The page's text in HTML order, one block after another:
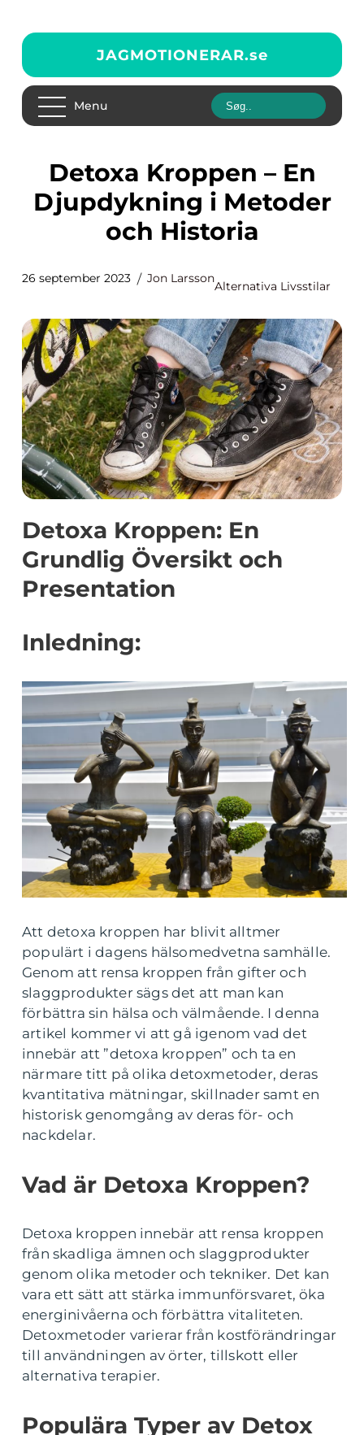
JAGMOTIONERAR.se
Menu
Detoxa Kroppen – En
Djupdykning i Metoder
och Historia
26 september 2023 Jon Larsson
Alternativa Livsstilar
Detoxa Kroppen: En
Grundlig Översikt och
Presentation
Inledning:
Att detoxa kroppen har blivit alltmer
populärt i dagens hälsomedvetna samhälle.
Genom att rensa kroppen från gifter och
slaggprodukter sägs det att man kan
förbättra sin hälsa och välmående. I denna
artikel kommer vi att gå igenom vad det
innebär att ”detoxa kroppen” och ta en
närmare titt på olika detoxmetoder, deras
kvantitativa mätningar, skillnader samt en
historisk genomgång av deras för- och
nackdelar.
Vad är Detoxa Kroppen?
Detoxa kroppen innebär att rensa kroppen
från skadliga ämnen och slaggprodukter
genom olika metoder och tekniker. Det kan
vara ett sätt att stärka immunförsvaret, öka
energinivåerna och förbättra vitaliteten.
Detoxmetoder varierar från kostförändringar
till användningen av örter, tillskott eller
alternativa terapier.
Populära Typer av Detox